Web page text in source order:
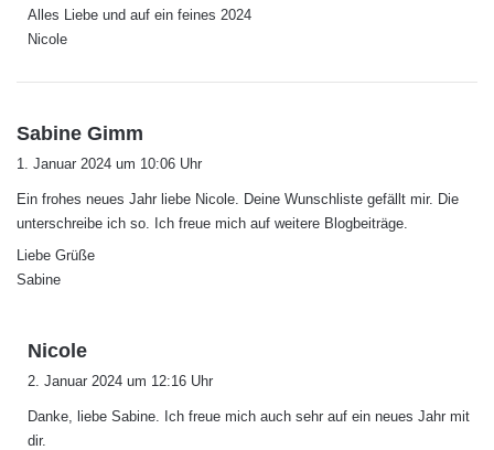
Alles Liebe und auf ein feines 2024
Nicole
Sabine Gimm
t
:
1. Januar 2024 um 10:06 Uhr
Ein frohes neues Jahr liebe Nicole. Deine Wunschliste gefällt mir. Die
unterschreibe ich so. Ich freue mich auf weitere Blogbeiträge.
Liebe Grüße
Sabine
Nicole
t
2. Januar 2024 um 12:16 Uhr
Danke, liebe Sabine. Ich freue mich auch sehr auf ein neues Jahr mit
dir.